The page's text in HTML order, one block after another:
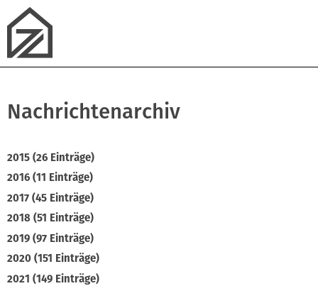
Nachrichtenarchiv
2015 (26 Einträge)
2016 (11 Einträge)
2017 (45 Einträge)
2018 (51 Einträge)
2019 (97 Einträge)
2020 (151 Einträge)
2021 (149 Einträge)